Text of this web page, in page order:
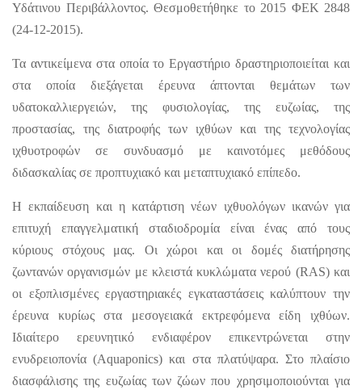
Υδάτινου Περιβάλλοντος. Θεσμοθετήθηκε το 2015 ΦΕΚ 2848
(24-12-2015).
Τα αντικείμενα στα οποία το Εργαστήριο δραστηριοποιείται και
στα οποία διεξάγεται έρευνα άπτονται θεμάτων των
υδατοκαλλιεργειών, της φυσιολογίας, της ευζωίας, της
προστασίας, της διατροφής των ιχθύων και της τεχνολογίας
ιχθυοτροφών σε συνδυασμό με καινοτόμες μεθόδους
διδασκαλίας σε προπτυχιακό και μεταπτυχιακό επίπεδο.
Η εκπαίδευση και η κατάρτιση νέων ιχθυολόγων ικανών για
επιτυχή επαγγελματική σταδιοδρομία είναι ένας από τους
κύριους στόχους μας. Οι χώροι και οι δομές διατήρησης
ζωντανών οργανισμών με κλειστά κυκλώματα νερού (RAS) και
οι εξοπλισμένες εργαστηριακές εγκαταστάσεις καλύπτουν την
έρευνα κυρίως στα μεσογειακά εκτρεφόμενα είδη ιχθύων.
Ιδιαίτερο ερευνητικό ενδιαφέρον επικεντρώνεται στην
ενυδρειοπονία (Aquaponics) και στα πλατύψαρα. Στο πλαίσιο
διασφάλισης της ευζωίας των ζώων που χρησιμοποιούνται για